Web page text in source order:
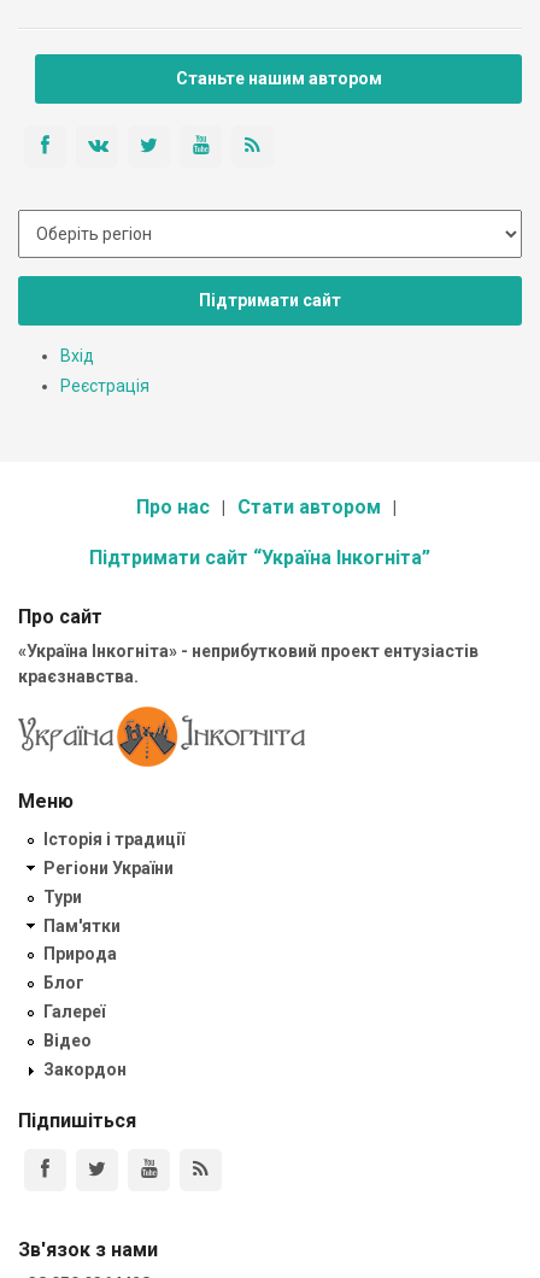
Станьте нашим автором
Підтримати сайт
Вхід
Реєстрація
Про нас Стати автором
Підтримати сайт “Україна Інкогніта”
Про сайт
«Україна Інкогніта» - неприбутковий проект ентузіастів
краєзнавства.
Меню
Історія і традиції
Регіони України
Тури
Пам'ятки
Природа
Блог
Галереї
Відео
Закордон
Підпишіться
Зв'язок з нами